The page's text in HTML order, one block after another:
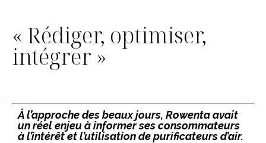
« Rédiger, optimiser,
intégrer »
À l’approche des beaux jours, Rowenta avait
un réel enjeu à informer ses consommateurs
à l’intérêt et l’utilisation de purificateurs d’air.